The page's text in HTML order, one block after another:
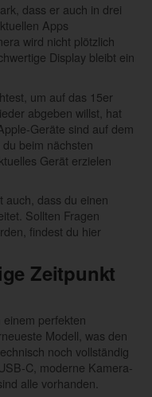
dass er auch in drei
Apps
wird nicht plötzlich
Display bleibt ein
um auf das 15er
abgeben willst, hat
Geräte sind auf dem
beim nächsten
Gerät erzielen
auch, dass du einen
Sollten Fragen
findest du hier
Zeitpunkt
perfekten
Modell, was den
noch vollständig
C, moderne Kamera-
alle vorhanden.